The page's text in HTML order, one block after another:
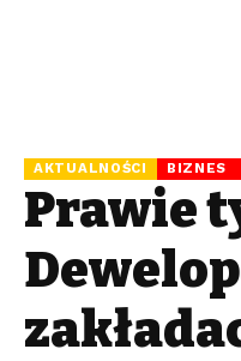
AKTUALNOŚCI BIZNES
Prawie